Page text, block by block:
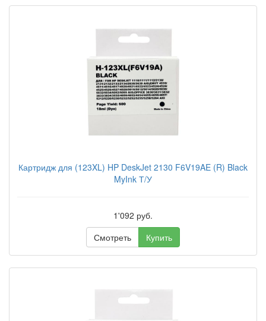
Картридж для (123XL) HP DeskJet 2130 F6V19AE (R) Black
MyInk Т/У
1'092 руб.
Смотреть
Купить